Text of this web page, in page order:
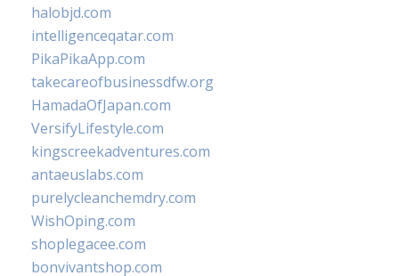
halobjd.com
intelligenceqatar.com
PikaPikaApp.com
takecareofbusinessdfw.org
HamadaOfJapan.com
VersifyLifestyle.com
kingscreekadventures.com
antaeuslabs.com
purelycleanchemdry.com
WishOping.com
shoplegacee.com
bonvivantshop.com